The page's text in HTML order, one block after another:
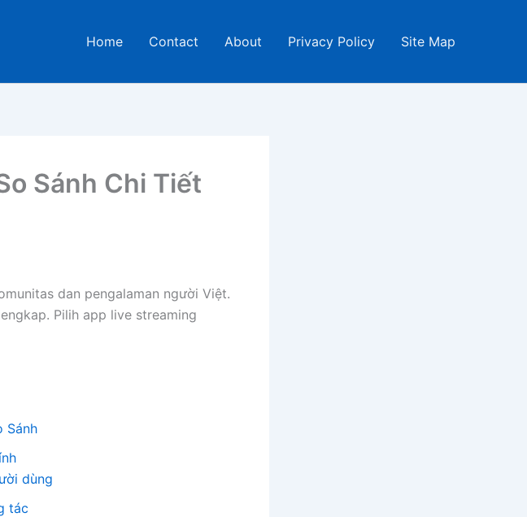
Home Contact About Privacy Policy Site Map
Sánh Chi Tiết
dan pengalaman người Việt.
Pilih app live streaming
Sánh
dùng
tác